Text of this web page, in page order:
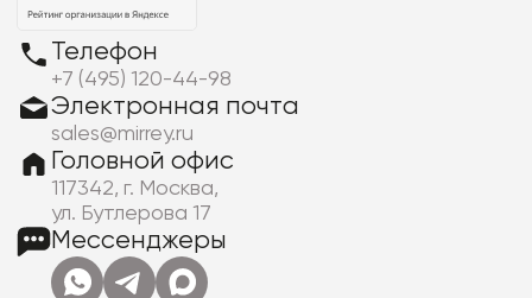
Телефон
+7 (495) 120-44-98
Электронная почта
sales@mirrey.ru
Головной офис
117342, г. Москва,
ул. Бутлерова 17
Мессенджеры